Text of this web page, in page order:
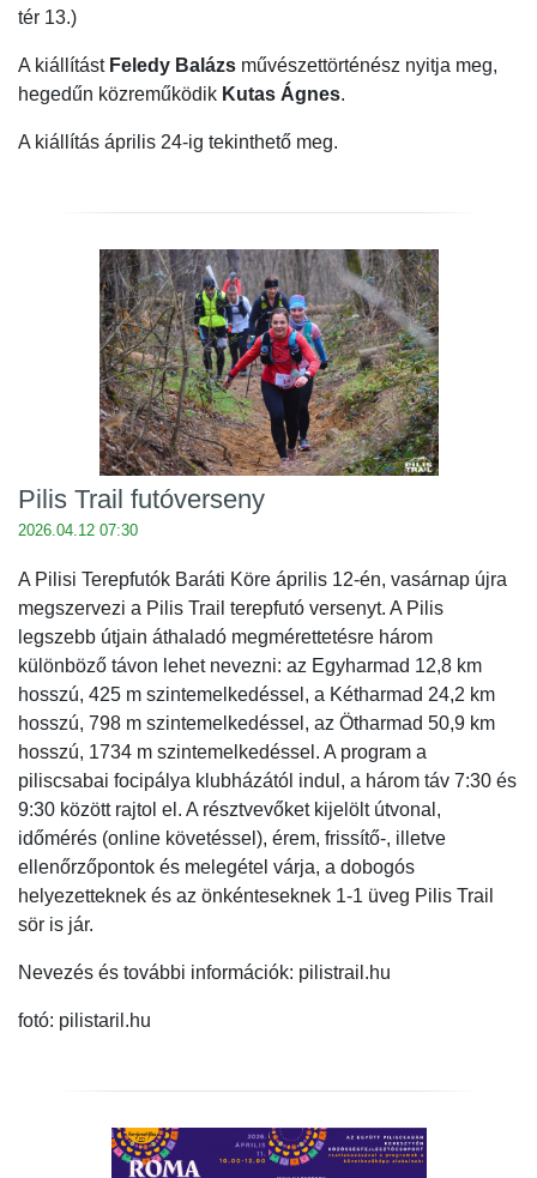
tér 13.)
A kiállítást Feledy Balázs művészettörténész nyitja meg,
hegedűn közreműködik Kutas Ágnes.
A kiállítás április 24-ig tekinthető meg.
Pilis Trail futóverseny
2026.04.12 07:30
A Pilisi Terepfutók Baráti Köre április 12-én, vasárnap újra
megszervezi a Pilis Trail terepfutó versenyt. A Pilis
legszebb útjain áthaladó megmérettetésre három
különböző távon lehet nevezni: az Egyharmad 12,8 km
hosszú, 425 m szintemelkedéssel, a Kétharmad 24,2 km
hosszú, 798 m szintemelkedéssel, az Ötharmad 50,9 km
hosszú, 1734 m szintemelkedéssel. A program a
piliscsabai focipálya klubházától indul, a három táv 7:30 és
9:30 között rajtol el. A résztvevőket kijelölt útvonal,
időmérés (online követéssel), érem, frissítő-, illetve
ellenőrzőpontok és melegétel várja, a dobogós
helyezetteknek és az önkénteseknek 1-1 üveg Pilis Trail
sör is jár.
Nevezés és további információk: pilistrail.hu
fotó: pilistaril.hu